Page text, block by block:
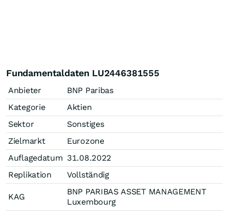
Fundamentaldaten LU2446381555
Anbieter
BNP Paribas
Kategorie
Aktien
Sektor
Sonstiges
Zielmarkt
Eurozone
Auflagedatum 31.08.2022
Replikation
Vollständig
KAG
BNP PARIBAS ASSET MANAGEMENT
Luxembourg